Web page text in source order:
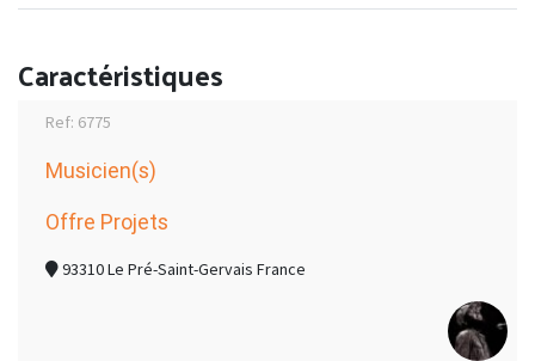
Caractéristiques
Ref: 6775
Musicien(s)
Offre Projets
93310 Le Pré-Saint-Gervais France